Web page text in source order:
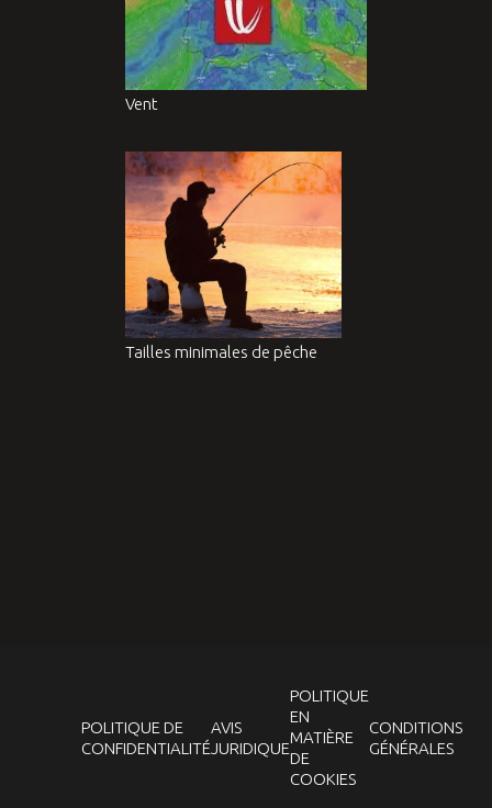
Vent
Tailles minimales de pêche
POLITIQUE DE
CONFIDENTIALITÉ
AVIS
JURIDIQUE
POLITIQUE
EN
MATIÈRE
DE
COOKIES
CONDITIONS
GÉNÉRALES